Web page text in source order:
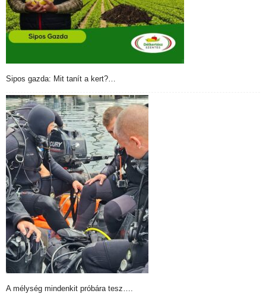
Sipos gazda: Mit tanít a kert?…
A mélység mindenkit próbára tesz….